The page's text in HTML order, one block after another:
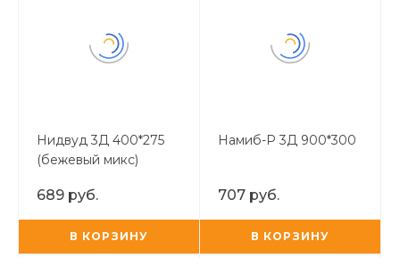
Нидвуд 3Д 400*275
(бежевый микс)
689 руб.
В КОРЗИНУ
Намиб-Р 3Д 900*300
707 руб.
В КОРЗИНУ